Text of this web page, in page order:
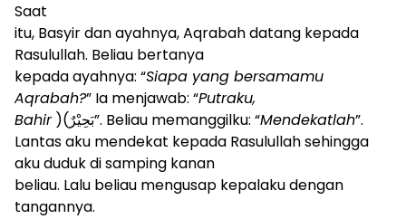
Saat
itu, Basyir dan ayahnya, Aqrabah datang kepada
Rasulullah. Beliau bertanya
kepada ayahnya: “Siapa yang bersamamu
Aqrabah?” Ia menjawab: “Putraku,
Bahir (بَحِيْرٌ)”. Beliau memanggilku: “Mendekatlah”.
Lantas aku mendekat kepada Rasulullah sehingga
aku duduk di samping kanan
beliau. Lalu beliau mengusap kepalaku dengan
tangannya.